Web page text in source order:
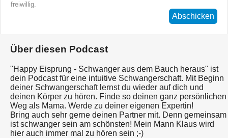
freiwillig.
Abschicken
Über diesen Podcast
"Happy Eisprung - Schwanger aus dem Bauch heraus" ist
dein Podcast für eine intuitive Schwangerschaft. Mit Beginn
deiner Schwangerschaft lernst du wieder auf dich und
deinen Körper zu hören. Finde so deinen ganz persönlichen
Weg als Mama. Werde zu deiner eigenen Expertin!
Bring auch sehr gerne deinen Partner mit. Denn gemeinsam
ist schwanger sein am schönsten! Mein Mann Klaus wird
hier auch immer mal zu hören sein ;-)